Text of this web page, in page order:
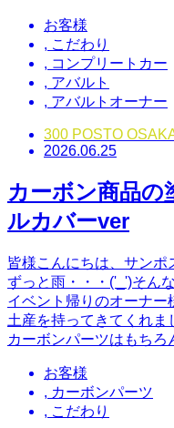
お客様
, こだわり
, コンプリートカー
, アバルト
, アバルトオーナー
300 POSTO
2026.06.25
カーボン商品
ルカバーver
皆様こんにちは、サンポ
ずっと雨・・・('_')そん
イベント帰りのオーナー
土産を持ってきてくれ
カーボンパーツはもち
お客様
, カーボンパーツ
, こだわり